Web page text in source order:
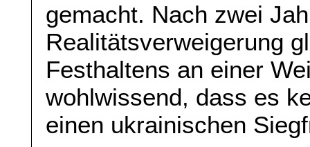
gemacht. Nach zwei
Realitätsverweigerung
Festhaltens an einer
wohlwissend, dass es
einen ukrainischen